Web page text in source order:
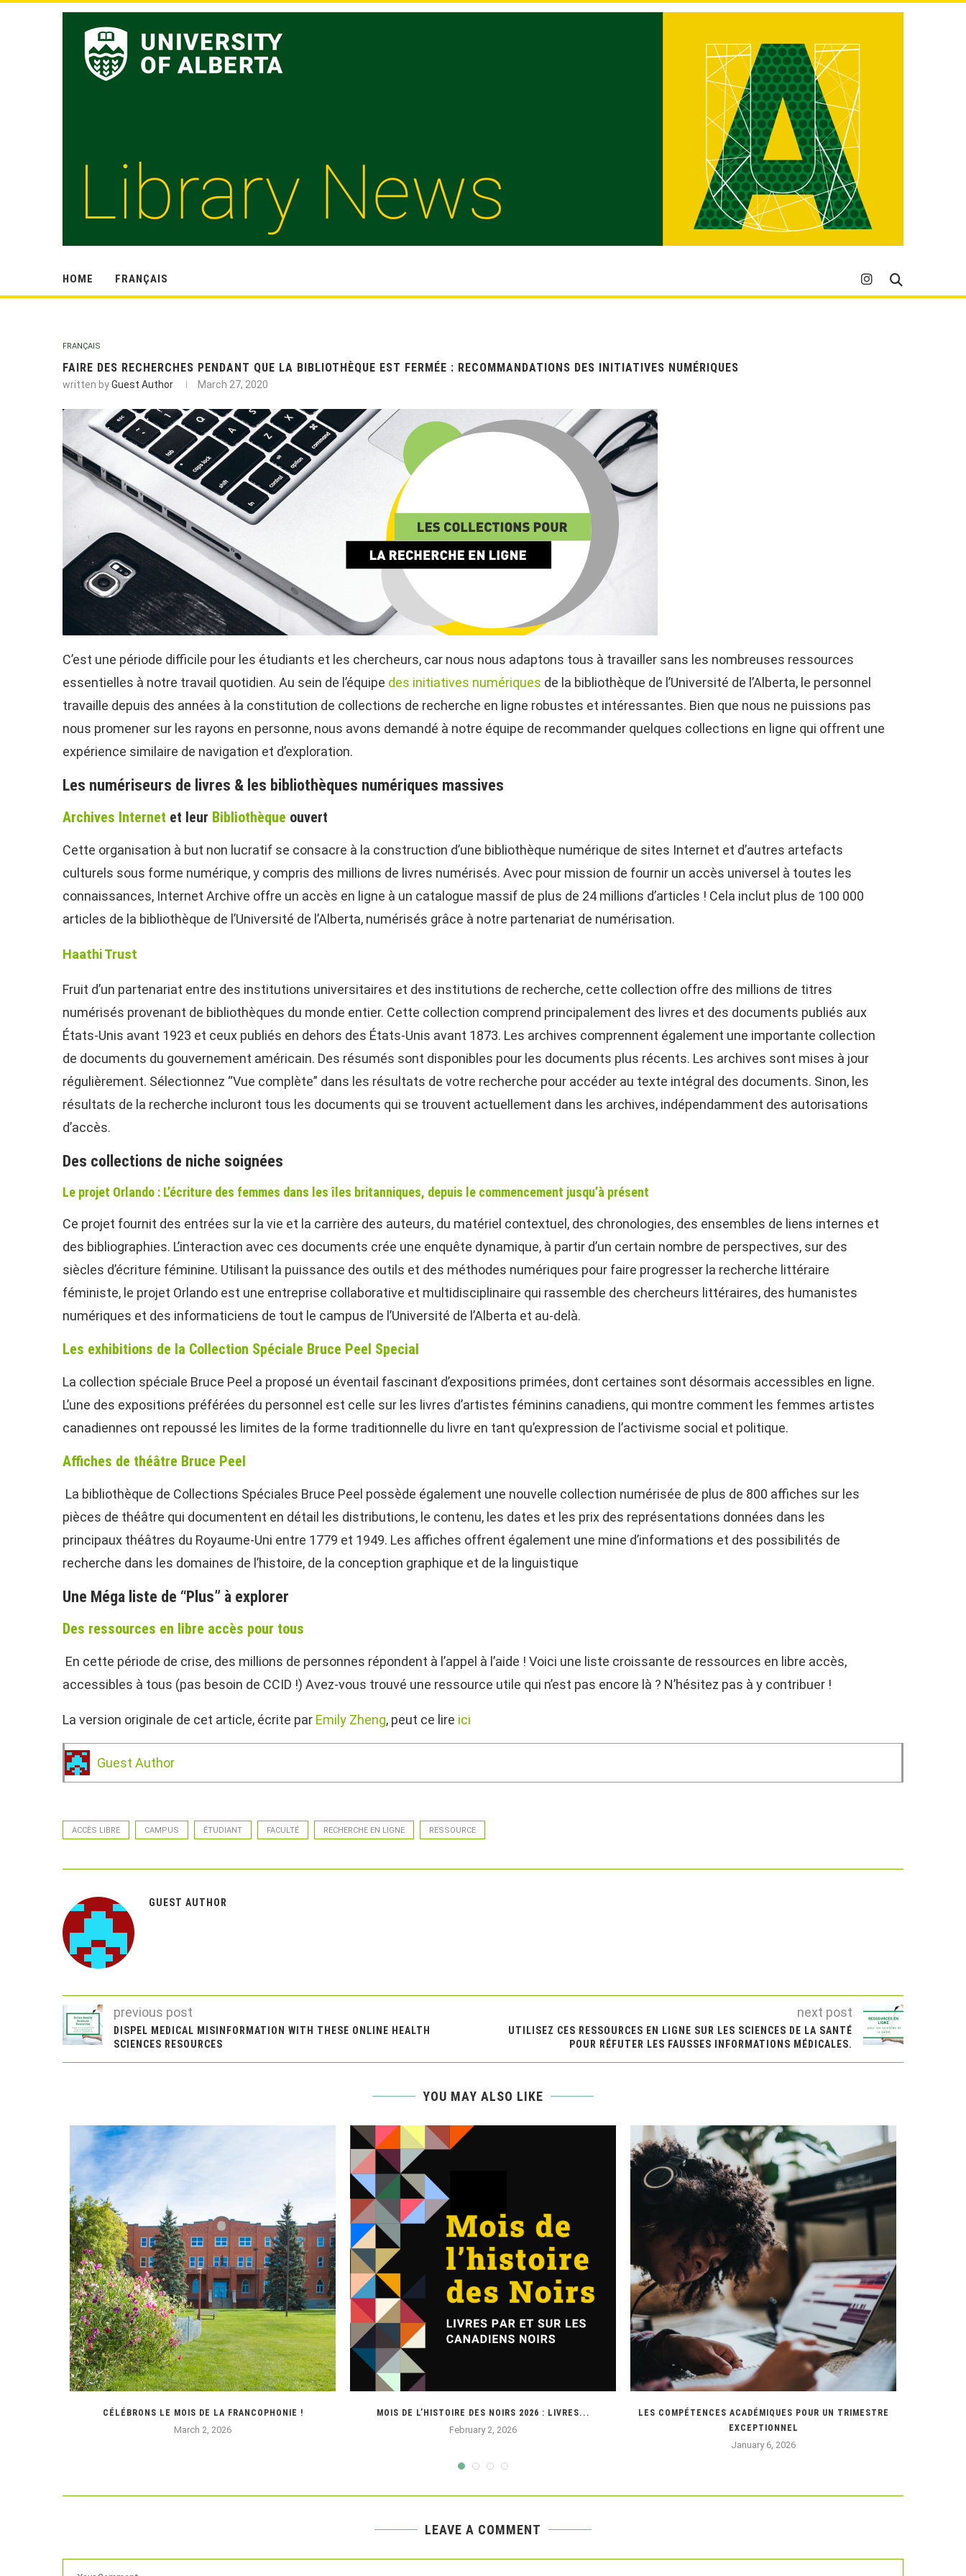
HOME FRANÇAIS
FRANÇAIS
FAIRE DES RECHERCHES PENDANT QUE LA BIBLIOTHÈQUE EST FERMÉE : RECOMMANDATIONS DES INITIATIVES NUMÉRIQUES
written byGuest Author March 27, 2020
C’est une période difficile pour les étudiants et les chercheurs, car nous nous adaptons tous à travailler sans les nombreuses ressources
essentielles à notre travail quotidien. Au sein de l’équipe des initiatives numériques de la bibliothèque de l’Université de l’Alberta, le personnel
travaille depuis des années à la constitution de collections de recherche en ligne robustes et intéressantes. Bien que nous ne puissions pas
nous promener sur les rayons en personne, nous avons demandé à notre équipe de recommander quelques collections en ligne qui offrent une
expérience similaire de navigation et d’exploration.
Les numériseurs de livres & les bibliothèques numériques massives
Archives Internet et leur Bibliothèque ouvert
Cette organisation à but non lucratif se consacre à la construction d’une bibliothèque numérique de sites Internet et d’autres artefacts
culturels sous forme numérique, y compris des millions de livres numérisés. Avec pour mission de fournir un accès universel à toutes les
connaissances, Internet Archive offre un accès en ligne à un catalogue massif de plus de 24 millions d’articles ! Cela inclut plus de 100 000
articles de la bibliothèque de l’Université de l’Alberta, numérisés grâce à notre partenariat de numérisation.
Haathi Trust
Fruit d’un partenariat entre des institutions universitaires et des institutions de recherche, cette collection offre des millions de titres
numérisés provenant de bibliothèques du monde entier. Cette collection comprend principalement des livres et des documents publiés aux
États-Unis avant 1923 et ceux publiés en dehors des États-Unis avant 1873. Les archives comprennent également une importante collection
de documents du gouvernement américain. Des résumés sont disponibles pour les documents plus récents. Les archives sont mises à jour
régulièrement. Sélectionnez “Vue complète” dans les résultats de votre recherche pour accéder au texte intégral des documents. Sinon, les
résultats de la recherche incluront tous les documents qui se trouvent actuellement dans les archives, indépendamment des autorisations
d’accès.
Des collections de niche soignées
Le projet Orlando : L’écriture des femmes dans les îles britanniques, depuis le commencement jusqu’à présent
Ce projet fournit des entrées sur la vie et la carrière des auteurs, du matériel contextuel, des chronologies, des ensembles de liens internes et
des bibliographies. L’interaction avec ces documents crée une enquête dynamique, à partir d’un certain nombre de perspectives, sur des
siècles d’écriture féminine. Utilisant la puissance des outils et des méthodes numériques pour faire progresser la recherche littéraire
féministe, le projet Orlando est une entreprise collaborative et multidisciplinaire qui rassemble des chercheurs littéraires, des humanistes
numériques et des informaticiens de tout le campus de l’Université de l’Alberta et au-delà.
Les exhibitions de la Collection Spéciale Bruce Peel Special
La collection spéciale Bruce Peel a proposé un éventail fascinant d’expositions primées, dont certaines sont désormais accessibles en ligne.
L’une des expositions préférées du personnel est celle sur les livres d’artistes féminins canadiens, qui montre comment les femmes artistes
canadiennes ont repoussé les limites de la forme traditionnelle du livre en tant qu’expression de l’activisme social et politique.
Affiches de théâtre Bruce Peel
La bibliothèque de Collections Spéciales Bruce Peel possède également une nouvelle collection numérisée de plus de 800 affiches sur les
pièces de théâtre qui documentent en détail les distributions, le contenu, les dates et les prix des représentations données dans les
principaux théâtres du Royaume-Uni entre 1779 et 1949. Les affiches offrent également une mine d’informations et des possibilités de
recherche dans les domaines de l’histoire, de la conception graphique et de la linguistique
Une Méga liste de “Plus” à explorer
Des ressources en libre accès pour tous
En cette période de crise, des millions de personnes répondent à l’appel à l’aide ! Voici une liste croissante de ressources en libre accès,
accessibles à tous (pas besoin de CCID !) Avez-vous trouvé une ressource utile qui n’est pas encore là ? N’hésitez pas à y contribuer !
La version originale de cet article, écrite par Emily Zheng, peut ce lire ici
Guest Author
ACCÈS LIBRE CAMPUS ÉTUDIANT FACULTÉ RECHERCHE EN LIGNE RESSOURCE
GUEST AUTHOR
previous post
DISPEL MEDICAL MISINFORMATION WITH THESE ONLINE HEALTH
SCIENCES RESOURCES
next post
UTILISEZ CES RESSOURCES EN LIGNE SUR LES SCIENCES DE LA SANTÉ
POUR RÉFUTER LES FAUSSES INFORMATIONS MÉDICALES.
YOU MAY ALSO LIKE
CÉLÉBRONS LE MOIS DE LA FRANCOPHONIE !
March 2, 2026
MOIS DE L’HISTOIRE DES NOIRS 2026 : LIVRES...
February 2, 2026
LES COMPÉTENCES ACADÉMIQUES POUR UN TRIMESTRE
EXCEPTIONNEL
January 6, 2026
LEAVE A COMMENT